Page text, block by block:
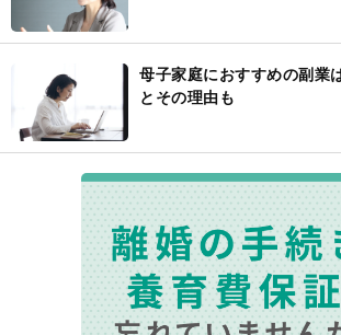
母子家庭におすすめの副業
とその理由も